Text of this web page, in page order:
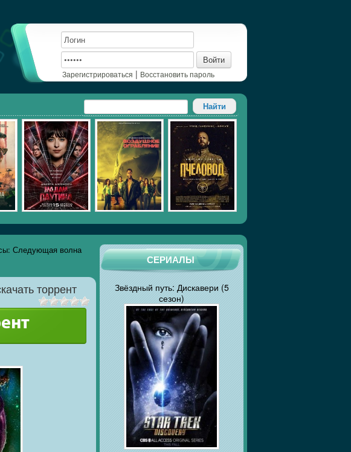
Войти
Зарегистрироваться | Восстановить пароль
СЕРИАЛЫ
Звёздный путь: Дискавери (5
сезон)
Следующая волна
торрент